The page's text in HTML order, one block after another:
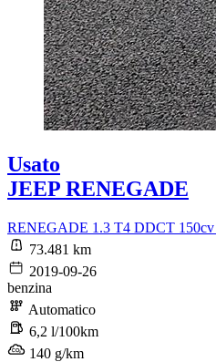
Usato
JEEP RENEGADE
RENEGADE 1.3 T4 DDCT
73.481 km
2019-09-26
benzina
Automatico
6,2 l/100km
140 g/km